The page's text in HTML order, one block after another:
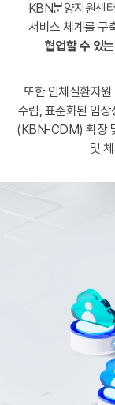
KBN분양지원센
서비스 체계를 구
협업할 수 있는
또한 인체질환자
수립, 표준화된 임
(KBN-CDM) 확장
및